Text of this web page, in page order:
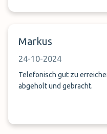
Markus
24-10-2024
Telefonisch gut zu
abgeholt und gebracht.